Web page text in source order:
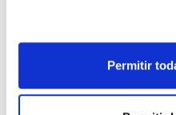
Permitir
Consúltanos y nos
sencillo, hojas interiores,
con logo del cliente o la
muy por encima de la